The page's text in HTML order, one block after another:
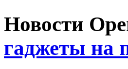
Новости
гаджеты на